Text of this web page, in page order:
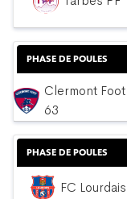
PHASE DE POULES
Clermont Foot
63
PHASE DE POULES
FC Lourdais